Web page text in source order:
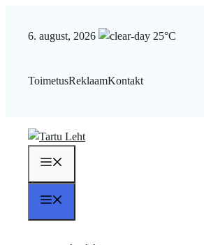
6. august, 2026 25°C
ToimetusReklaamKontakt